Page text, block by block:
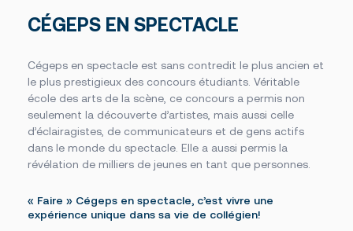
Politiques, règlements et protocoles
Grand public
Académie sportive du Noir et Or
Bibliothèque Armand-Frappier
Portes ouvertes
Foire aux questions
Campus principal de Salaberry-de-Valleyfield
Centre d’études collégiales de Saint-Constant
Fondation
Bourses offertes
Je donne à la Fondation
Conseil d’administration de la Fondation
Accès rapides
La rentrée
La Fondation
Bibliothèque Armand-Frappier
Service des stages et du placement étudiant
Nouvelles
Notre équipe
Conseil d’administration
CÉGEPS EN SPECTACLE
Cégeps en spectacle est sans contredit le plus ancien et
le plus prestigieux des concours étudiants. Véritable
école des arts de la scène, ce concours a permis non
seulement la découverte d’artistes, mais aussi celle
d’éclairagistes, de communicateurs et de gens actifs
dans le monde du spectacle. Elle a aussi permis la
révélation de milliers de jeunes en tant que personnes.
« Faire » Cégeps en spectacle, c’est vivre une
expérience unique dans sa vie de collégien!